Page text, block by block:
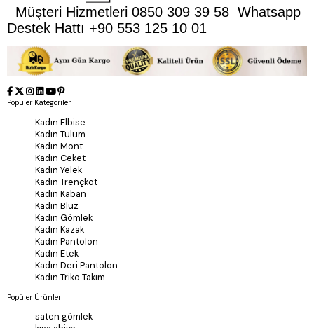
Müşteri Hizmetleri 0850 309 39 58 Whatsapp
Destek Hattı +90 553 125 10 01
Popüler Kategoriler
Kadın Elbise
Kadın Tulum
Kadın Mont
Kadın Ceket
Kadın Yelek
Kadın Trençkot
Kadın Kaban
Kadın Bluz
Kadın Gömlek
Kadın Kazak
Kadın Pantolon
Kadın Etek
Kadın Deri Pantolon
Kadın Triko Takım
Popüler Ürünler
saten gömlek